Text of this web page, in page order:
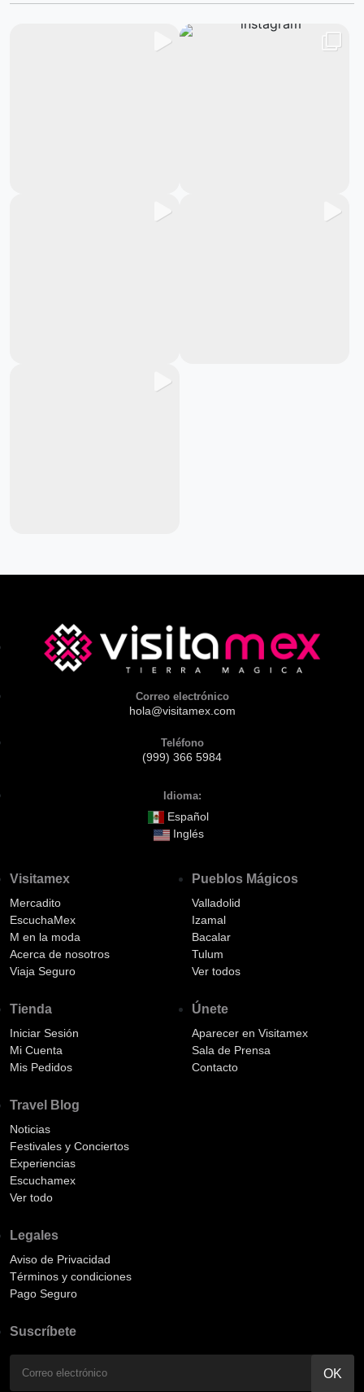
Correo electrónico
hola@visitamex.com
Teléfono
(999) 366 5984
Idioma:
Español
Inglés
Visitamex
Mercadito
EscuchaMex
M en la moda
Acerca de nosotros
Viaja Seguro
Tienda
Iniciar Sesión
Mi Cuenta
Mis Pedidos
Pueblos Mágicos
Valladolid
Izamal
Bacalar
Tulum
Ver todos
Únete
Aparecer en Visitamex
Sala de Prensa
Contacto
Travel Blog
Noticias
Festivales y Conciertos
Experiencias
Escuchamex
Ver todo
Legales
Aviso de Privacidad
Términos y condiciones
Pago Seguro
Suscríbete